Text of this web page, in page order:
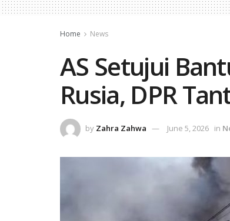
Home News
AS Setujui
Rusia, DPR
by Zahra Zahwa June 5, 2026 in